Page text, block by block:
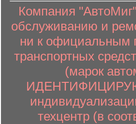
Компания
обслуживанию и
ни к официальным
транспортных
(марок
техцентр (в